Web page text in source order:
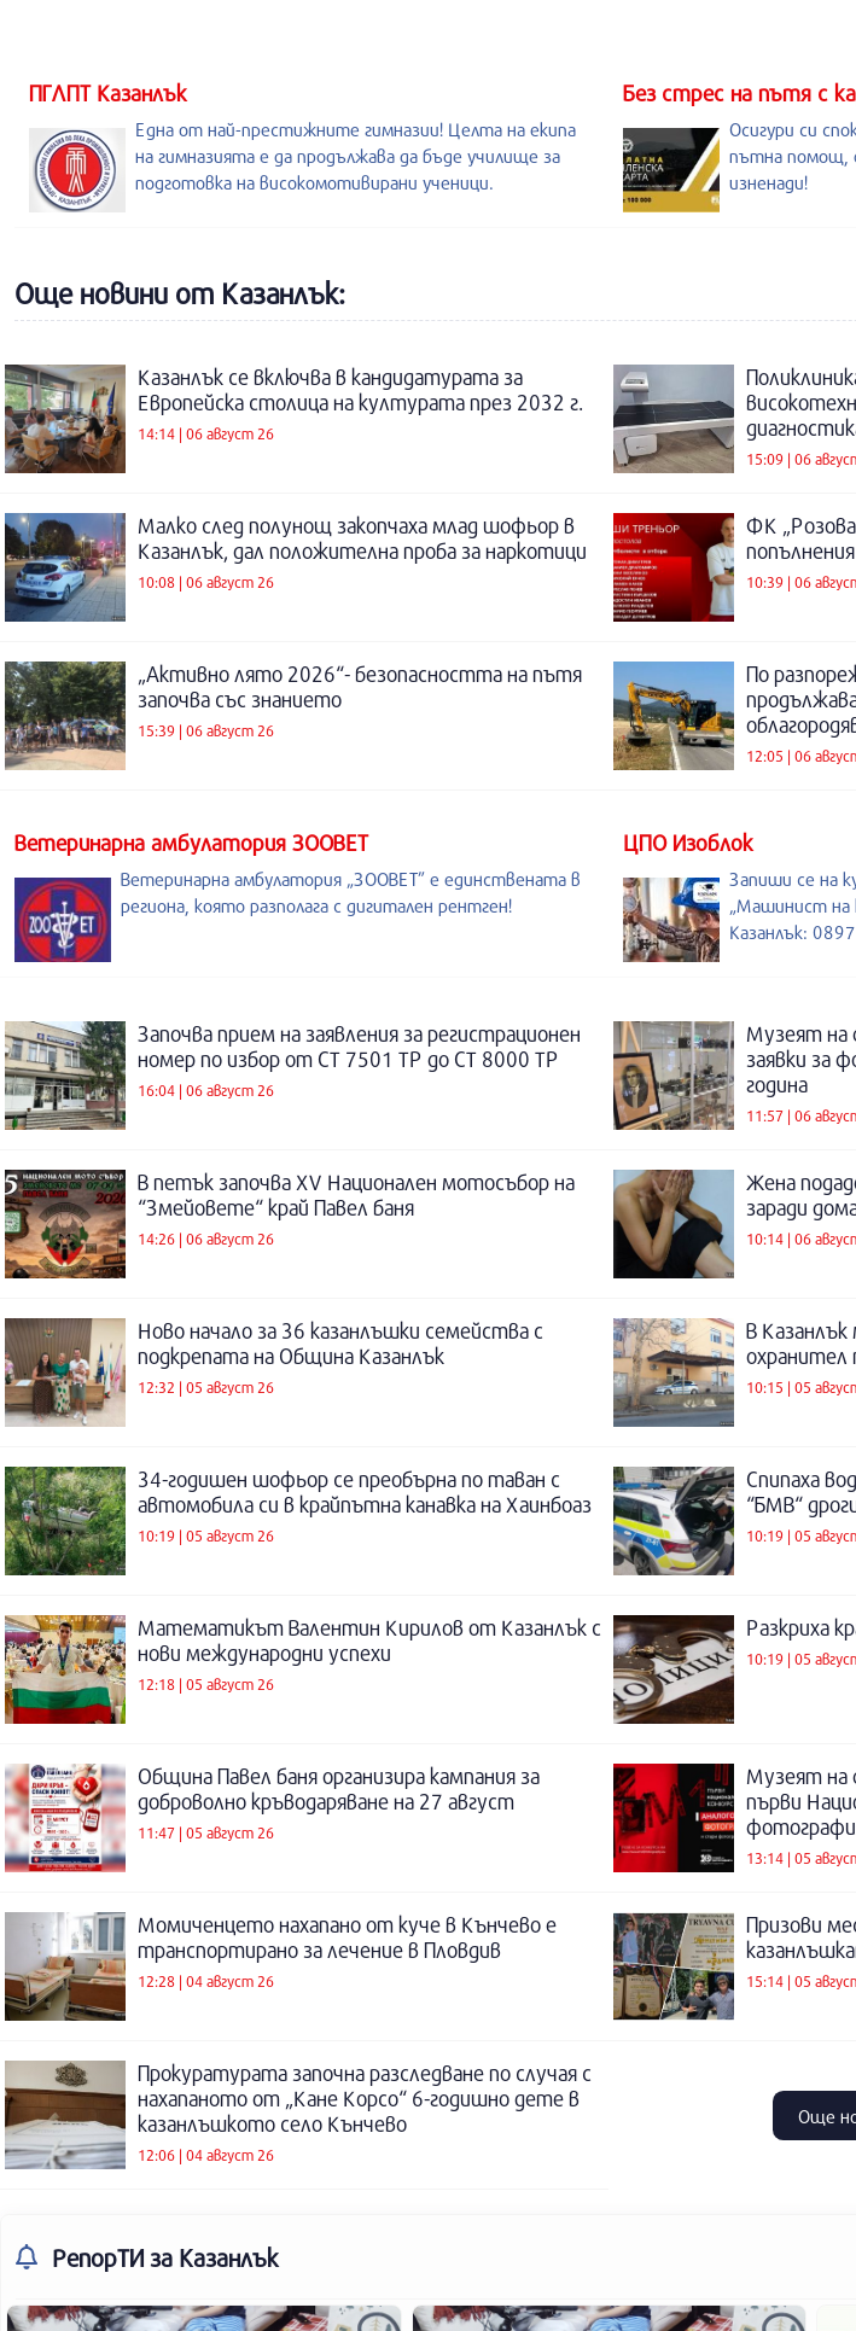
ПГЛПТ Казанлък
Една от най-престижните гимназии! Целта на екипа
на гимназията е да продължава да бъде училище за
подготовка на високомотивирани ученици.
Без стрес на пътя с
Осигури си
пътна помощ,
изненади!
Още новини от Казанлък:
Казанлък се включва в кандидатурата за
Европейска столица на културата през 2032 г.
14:14 | 06 август 26
15:09 | 06
Малко след полунощ закопчаха млад шофьор в
Казанлък, дал положителна проба за наркотици
10:08 | 06 август 26
ФК
10:39 | 06
„Активно лято 2026“- безопасността на пътя
започва със знанието
15:39 | 06 август 26
По
12:05 | 06
Ветеринарна амбулатория ЗООВЕТ
Ветеринарна амбулатория „ЗООВЕТ” е единствената в
региона, която разполага с дигитален рентген!
ЦПО Изоблок
Запиши се на
„Машинист на
Казанлък:
Започва прием на заявления за регистрационен
номер по избор от СТ 7501 ТР до СТ 8000 ТР
16:04 | 06 август 26
Музеят на
заявки за
година
11:57 | 06
В петък започва XV Национален мотосъбор на
“Змейовете“ край Павел баня
14:26 | 06 август 26
Жена
заради
10:14 | 06
Ново начало за 36 казанлъшки семейства с
подкрепата на Община Казанлък
12:32 | 05 август 26
В Казанлък
охранител
10:15 | 05
34-годишен шофьор се преобърна по таван с
автомобила си в крайпътна канавка на Хаинбоаз
10:19 | 05 август 26
Спипаха
“БМВ“
10:19 | 05
Математикът Валентин Кирилов от Казанлък с
нови международни успехи
12:18 | 05 август 26
Разкриха
10:19 | 05
Община Павел баня организира кампания за
доброволно кръводаряване на 27 август
11:47 | 05 август 26
Музеят на
първи
13:14 | 05
Момиченцето нахапано от куче в Кънчево е
транспортирано за лечение в Пловдив
12:28 | 04 август 26
Призови
15:14 | 05
Прокуратурата започна разследване по случая с
нахапаното от „Кане Корсо“ 6-годишно дете в
казанлъшкото село Кънчево
12:06 | 04 август 26
Още
РепорТИ за Казанлък